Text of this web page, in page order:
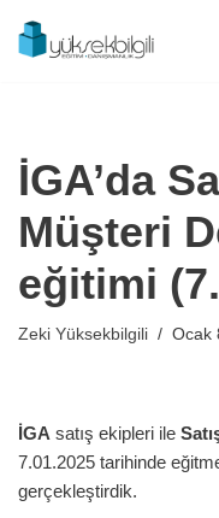
İçeriğe
İGA’da
Müşteri
eğitimi
Zeki Yüksekbilgili Ocak
İGA satış ekipleri ile
7.01.2025 tarihinde
gerçekleştirdik.